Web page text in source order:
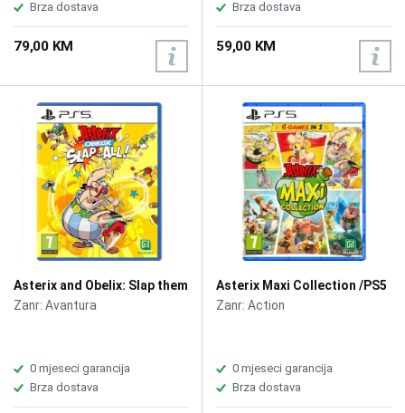
Brza dostava
79,00 KM
Brza dostava
59,00 KM
Asterix and Obelix: Slap them
All /PS5
Zanr: Avantura
0 mjeseci garancija
Brza dostava
Asterix Maxi Collection /PS5
Zanr: Action
0 mjeseci garancija
Brza dostava